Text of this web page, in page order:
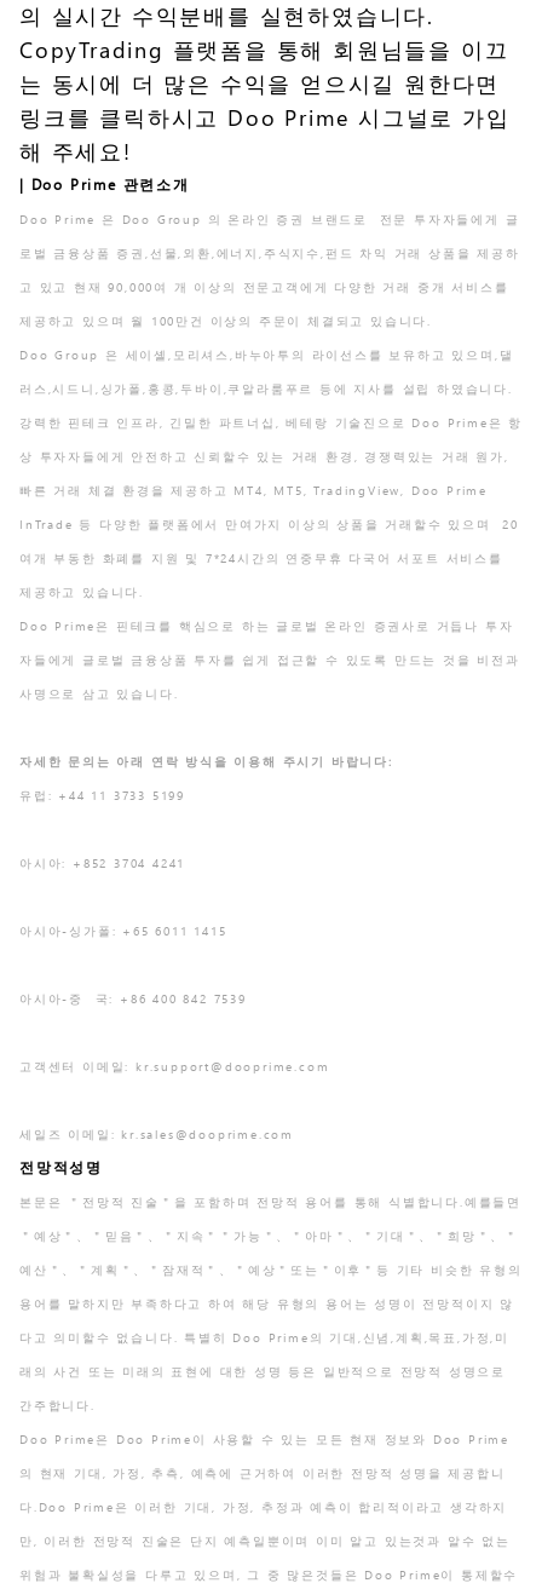
의 실시간 수익분배를 실현하였습니다.
CopyTrading 플랫폼을 통해 회원님들을 이끄
는 동시에 더 많은 수익을 얻으시길 원한다면
링크 를 클릭하시고 Doo Prime 시그널로 가입
해 주세요!
| Doo Prime 관련소개
Doo Prime 은 Doo Group 의 온라인 증권 브랜드로 전문 투자자들에게 글
로벌 금융상품 증권,선물,외환,에너지,주식지수,펀드 차익 거래 상품을 제공하
고 있고 현재 90,000여 개 이상의 전문고객에게 다양한 거래 중개 서비스를
제공하고 있으며 월 100만건 이상의 주문이 체결되고 있습니다.
Doo Group 은 세이셸,모리셔스,바누아투의 라이선스를 보유하고 있으며,댈
러스,시드니,싱가폴,홍콩,두바이,쿠알라룸푸르 등에 지사를 설립 하였습니다.
강력한 핀테크 인프라, 긴밀한 파트너십, 베테랑 기술진으로 Doo Prime은 항
상 투자자들에게 안전하고 신뢰할수 있는 거래 환경, 경쟁력있는 거래 원가,
빠른 거래 체결 환경을 제공하고 MT4, MT5, TradingView, Doo Prime
InTrade 등 다양한 플랫폼에서 만여가지 이상의 상품을 거래할수 있으며 20
여개 부동한 화폐를 지원 및 7*24시간의 연중무휴 다국어 서포트 서비스를
제공하고 있습니다.
Doo Prime은 핀테크를 핵심으로 하는 글로벌 온라인 증권사로 거듭나 투자
자들에게 글로벌 금융상품 투자를 쉽게 접근할 수 있도록 만드는 것을 비전과
사명으로 삼고 있습니다.
자세한 문의는 아래 연락 방식을 이용해 주시기 바랍니다:
유럽: +44 11 3733 5199
아시아: +852 3704 4241
아시아-싱가폴: +65 6011 1415
아시아-중 국: +86 400 842 7539
고객센터 이메일: kr.support@dooprime.com
세일즈 이메일: kr.sales@dooprime.com
전망적성명
본문은 ＂전망적 진술＂을 포함하며 전망적 용어를 통해 식별합니다.예를들면
＂예상＂、＂믿음＂、＂지속＂＂가능＂、＂아마＂、＂기대＂、＂희망＂、＂
예산＂、＂계획＂、＂잠재적＂、＂예상＂또는＂이후＂등 기타 비슷한 유형의
용어를 말하지만 부족하다고 하여 해당 유형의 용어는 성명이 전망적이지 않
다고 의미할수 없습니다. 특별히 Doo Prime의 기대,신념,계획,목표,가정,미
래의 사건 또는 미래의 표현에 대한 성명 등은 일반적으로 전망적 성명으로
간주합니다.
Doo Prime은 Doo Prime이 사용할 수 있는 모든 현재 정보와 Doo Prime
의 현재 기대, 가정, 추측, 예측에 근거하여 이러한 전망적 성명을 제공합니
다.Doo Prime은 이러한 기대, 가정, 추정과 예측이 합리적이라고 생각하지
만, 이러한 전망적 진술은 단지 예측일뿐이며 이미 알고 있는것과 알수 없는
위험과 불확실성을 다루고 있으며, 그 중 많은것들은 Doo Prime이 통제할수